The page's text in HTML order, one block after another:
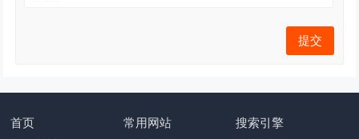
首页 常用网站
搜索引擎